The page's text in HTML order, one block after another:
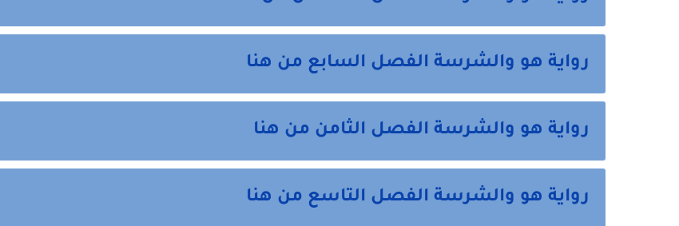
رواية هو والشرسة الفصل السابع من هنا
رواية هو والشرسة الفصل الثامن من هنا
رواية هو والشرسة الفصل التاسع من هنا